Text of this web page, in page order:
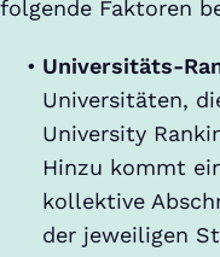
folgende Faktoren
Universitäts-
Universitäten,
University
Hinzu kommt
kollektive
der jeweiligen